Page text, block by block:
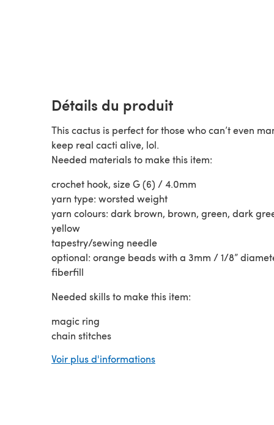
Détails du produit
This cactus is perfect for those who can’t even
keep real cacti alive, lol.
Needed materials to make this item:
crochet hook, size G (6) / 4.0mm
yarn type: worsted weight
yarn colours: dark brown, brown, green, dark
yellow
tapestry/sewing needle
optional: orange beads with a 3mm / 1/8”
fiberfill
Needed skills to make this item:
magic ring
chain stitches
single crochet
Voir plus d'informations